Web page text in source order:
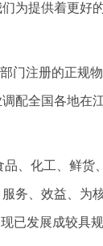
为提供着更好
门注册的正规
配全国各地在
、化工、鲜
务、效益、为
已发展成较具